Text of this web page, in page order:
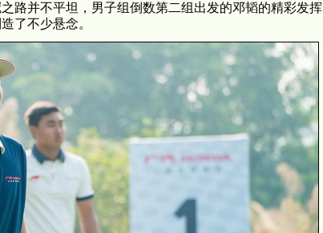
路并不平坦，男子组倒数第二组出发的邓韬的精彩发挥
了不少悬念。